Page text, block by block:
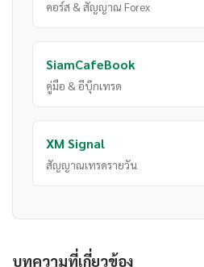
คอร์ส & สัญญาณ Forex
SiamCafeBook
คู่มือ & อีบุ๊กเทรด
XM Signal
สัญญาณเทรดรายวัน
บทความที่เกี่ยวข้อง